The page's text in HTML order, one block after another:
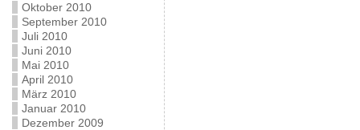
Oktober 2010
September 2010
Juli 2010
Juni 2010
Mai 2010
April 2010
März 2010
Januar 2010
Dezember 2009